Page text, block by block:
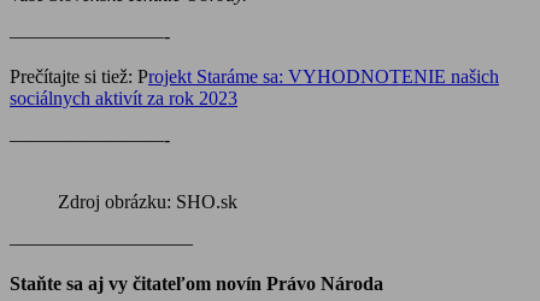
————————-
Prečítajte si tiež: Projekt Staráme sa: VYHODNOTENIE našich
sociálnych aktivít za rok 2023
————————-
Zdroj obrázku: SHO.sk
———————–——
Staňte sa aj vy čitateľom novín Právo Národa